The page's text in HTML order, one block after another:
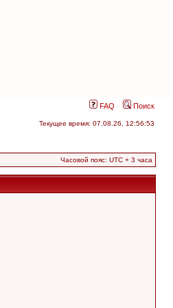
FAQ Поиск
Текущее время: 07.08.26, 12:56:53
Часовой пояс: UTC + 3 часа